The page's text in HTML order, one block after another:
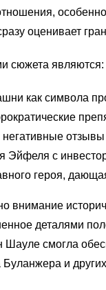
оценивает
сюжета являются:
как символа
Эйфеля с
героя,
внимание
деталями
смогла
и